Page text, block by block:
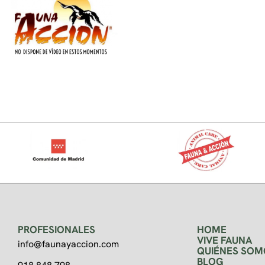
PROFESIONALES
info@faunayaccion.com
HOME
VIVE FAUNA
QUIÉNES
BLOG